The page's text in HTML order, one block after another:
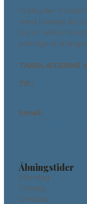
Vi tilbyder
med mange års
Du er
yderligere
TANDLÆGERNE
Tlf.:
Email:
Åbningstider
Mandag
Tirsdag
Onsdag